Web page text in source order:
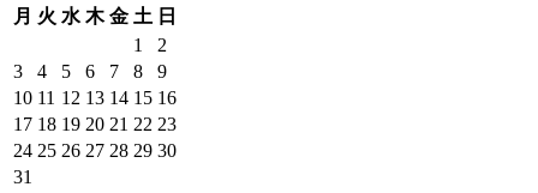
月 火 水 木 金 土 日
1
2
3
4 5 6 7 8
9
10 11 12 13 14 15 16
17 18 19 20 21 22 23
24 25 26 27 28 29 30
31